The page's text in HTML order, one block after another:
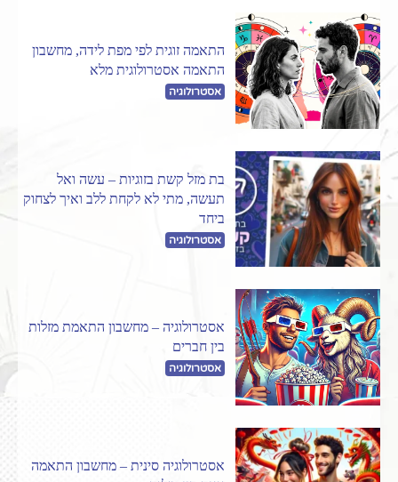
התאמה זוגית לפי מפת לידה, מחשבון
התאמה אסטרולוגית מלא
אסטרולוגיה
בת מזל קשת בזוגיות – עשה ואל
תעשה, מתי לא לקחת ללב ואיך לצחוק
ביחד
אסטרולוגיה
אסטרולוגיה – מחשבון התאמת מזלות
בין חברים
אסטרולוגיה
אסטרולוגיה סינית – מחשבון התאמה